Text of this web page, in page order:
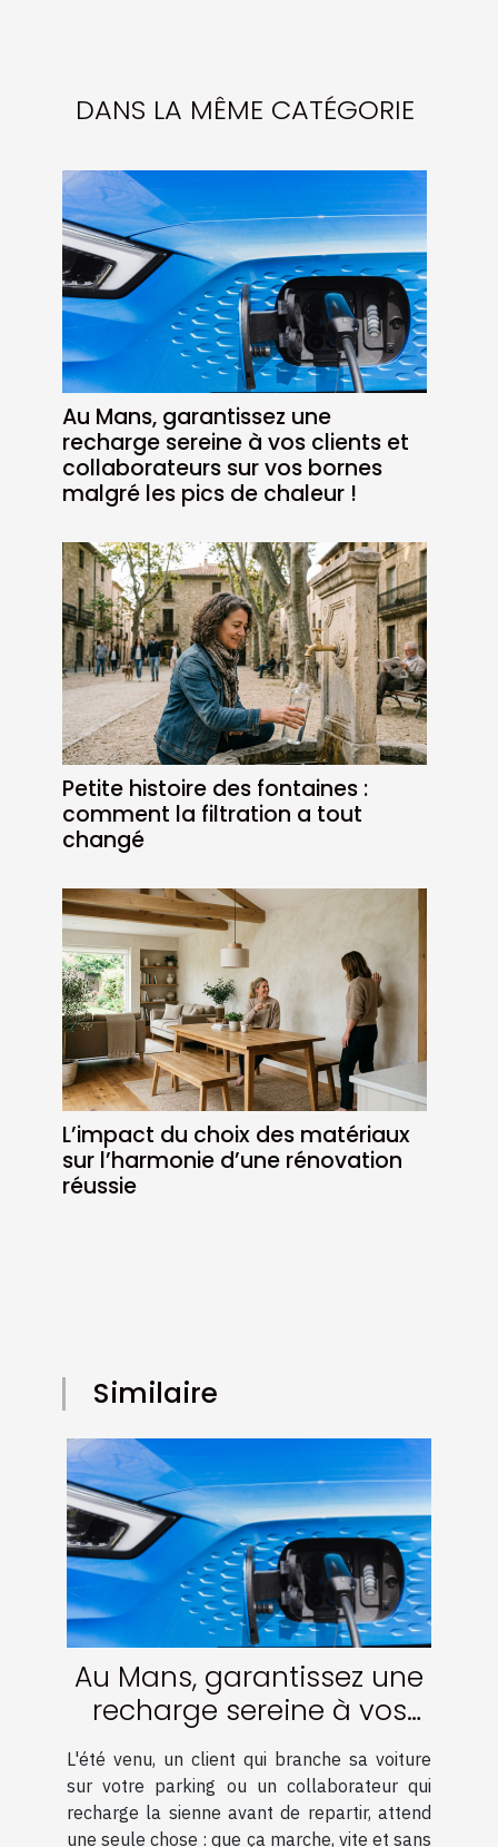
DANS LA MÊME CATÉGORIE
Au Mans, garantissez une
recharge sereine à vos clients et
collaborateurs sur vos bornes
malgré les pics de chaleur !
Petite histoire des fontaines :
comment la filtration a tout
changé
L’impact du choix des matériaux
sur l’harmonie d’une rénovation
réussie
Similaire
Au Mans, garantissez une
recharge sereine à vos
clients et collaborateurs
sur vos bornes malgré les
pics de chaleur !
L'été venu, un client qui branche sa voiture
sur votre parking ou un collaborateur qui
recharge la sienne avant de repartir, attend
une seule chose : que ça marche, vite et sans